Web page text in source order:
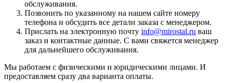
обслуживания.
Позвонить по указанному на нашем сайте номеру
телефона и обсудить все детали заказа с менеджером.
Прислать на электронную почту info@mirostal.ru ваш
заказ и контактные данные. С вами свяжется менеджер
для дальнейшего обслуживания.
Мы работаем с физическими и юридическими лицами. И
предоставляем сразу два варианта оплаты.